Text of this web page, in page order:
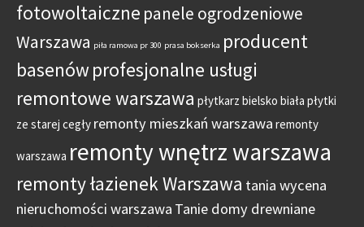
fotowoltaiczne panele ogrodzeniowe
Warszawa piła ramowa pr 300 prasa bokserka producent
basenów profesjonalne usługi
remontowe warszawa płytkarz bielsko biała płytki
ze starej cegły remonty mieszkań warszawa remonty
warszawa remonty wnętrz warszawa
remonty łazienek Warszawa tania wycena
nieruchomości warszawa Tanie domy drewniane